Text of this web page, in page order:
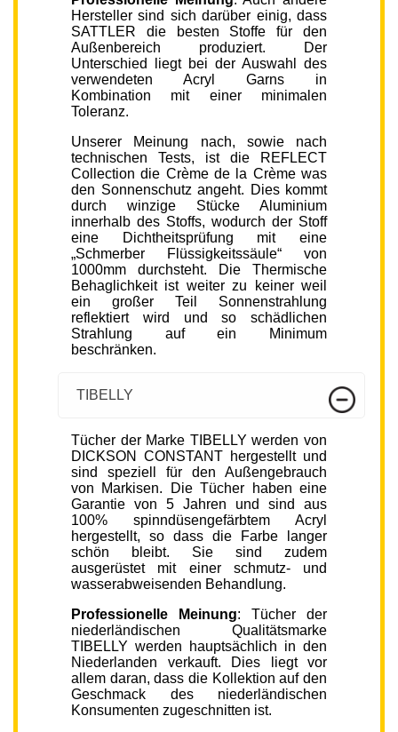
Hersteller sind sich darüber einig, dass
SATTLER die besten Stoffe für den
Außenbereich produziert. Der
Unterschied liegt bei der Auswahl des
verwendeten Acryl Garns in
Kombination mit einer minimalen
Toleranz.
Unserer Meinung nach, sowie nach
technischen Tests, ist die REFLECT
Collection die Crème de la Crème was
den Sonnenschutz angeht. Dies kommt
durch winzige Stücke Aluminium
innerhalb des Stoffs, wodurch der Stoff
eine Dichtheitsprüfung mit eine
„Schmerber Flüssigkeitssäule“ von
1000mm durchsteht. Die Thermische
Behaglichkeit ist weiter zu keiner weil
ein großer Teil Sonnenstrahlung
reflektiert wird und so schädlichen
Strahlung auf ein Minimum
beschränken.
TIBELLY
Tücher der Marke TIBELLY werden von
DICKSON CONSTANT hergestellt und
sind speziell für den Außengebrauch
von Markisen. Die Tücher haben eine
Garantie von 5 Jahren und sind aus
100% spinndüsengefärbtem Acryl
hergestellt, so dass die Farbe langer
schön bleibt. Sie sind zudem
ausgerüstet mit einer schmutz- und
wasserabweisenden Behandlung.
Professionelle Meinung: Tücher der
niederländischen Qualitätsmarke
TIBELLY werden hauptsächlich in den
Niederlanden verkauft. Dies liegt vor
allem daran, dass die Kollektion auf den
Geschmack des niederländischen
Konsumenten zugeschnitten ist.